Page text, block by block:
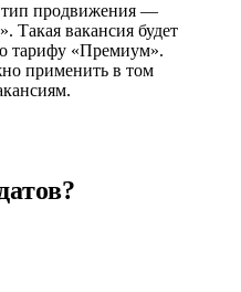
тип продвижения —
Такая вакансия будет
тарифу «Премиум».
применить в том